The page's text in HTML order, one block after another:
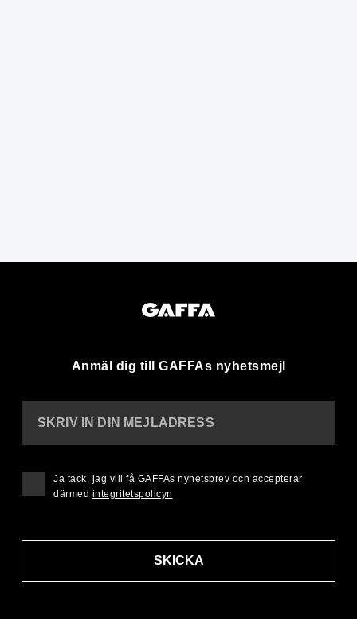
Anmäl dig till GAFFAs nyhetsmejl
SKRIV IN DIN MEJLADRESS
SKICKA
Ja tack, jag vill få GAFFAs nyhetsbrev och accepterar
därmed integritetspolicyn